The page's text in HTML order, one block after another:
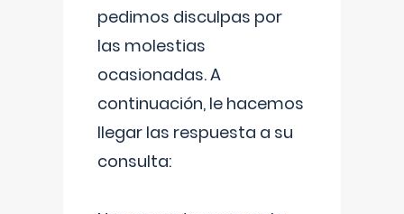
pedimos disculpas por
las molestias
ocasionadas. A
continuación, le hacemos
llegar las respuesta a su
consulta: